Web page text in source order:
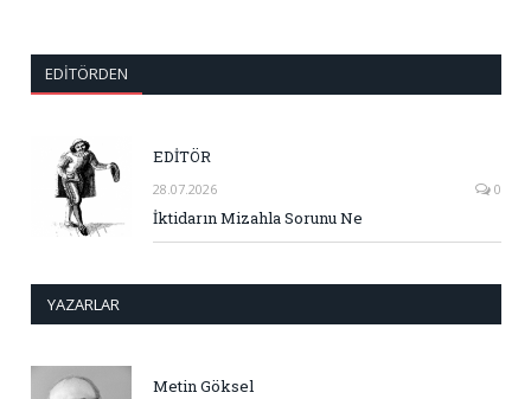
EDITÖRDEN
EDİTÖR
28.07.2026 0
İktidarın Mizahla Sorunu Ne
YAZARLAR
Metin Göksel